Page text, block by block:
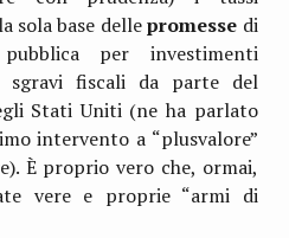
sola base dellepromesse di
per investimenti
fiscali da parte del
Stati Uniti (ne ha parlato
intervento a “plusvalore”
È proprio vero che, ormai,
vere e proprie “armi di